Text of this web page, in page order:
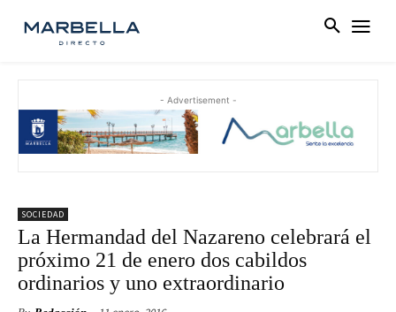
- Advertisement -
SOCIEDAD
La Hermandad del Nazareno celebrará el
próximo 21 de enero dos cabildos
ordinarios y uno extraordinario